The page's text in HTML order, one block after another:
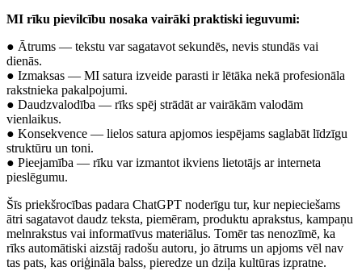
MI rīku pievilcību nosaka vairāki praktiski ieguvumi:
● Ātrums — tekstu var sagatavot sekundēs, nevis stundās vai
dienās.
● Izmaksas — MI satura izveide parasti ir lētāka nekā profesionāla
rakstnieka pakalpojumi.
● Daudzvalodība — rīks spēj strādāt ar vairākām valodām
vienlaikus.
● Konsekvence — lielos satura apjomos iespējams saglabāt līdzīgu
struktūru un toni.
● Pieejamība — rīku var izmantot ikviens lietotājs ar interneta
pieslēgumu.
Šīs priekšrocības padara ChatGPT noderīgu tur, kur nepieciešams
ātri sagatavot daudz teksta, piemēram, produktu aprakstus, kampaņu
melnrakstus vai informatīvus materiālus. Tomēr tas nenozīmē, ka
rīks automātiski aizstāj radošu autoru, jo ātrums un apjoms vēl nav
tas pats, kas oriģināla balss, pieredze un dziļa kultūras izpratne.